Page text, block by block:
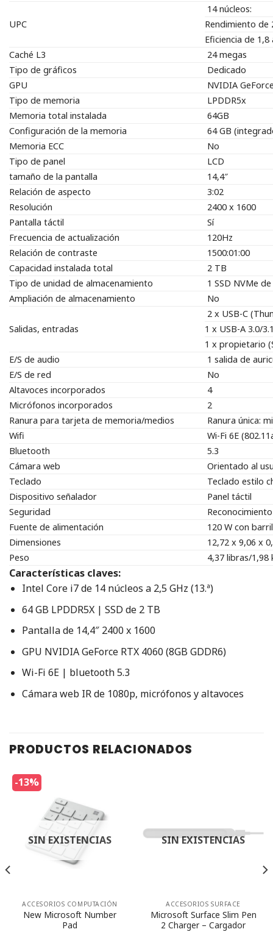
UPC
14 núcleos:
Rendimiento de
Eficiencia de 1,8
Caché L3
24 megas
Tipo de gráficos
Dedicado
GPU
NVIDIA
Tipo de memoria
LPDDR5x
Memoria total instalada
64GB
Configuración de la memoria
64 GB
Memoria ECC
No
Tipo de panel
LCD
tamaño de la pantalla
14,4″
Relación de aspecto
3:02
Resolución
2400 x 1600
Pantalla táctil
Sí
Frecuencia de actualización
120Hz
Relación de contraste
1500:01:00
Capacidad instalada total
2 TB
Tipo de unidad de almacenamiento
1 SSD NVMe
Ampliación de almacenamiento
No
Salidas, entradas
2 x USB-C
1 x USB-A 3.0/
1 x propietario
E/S de audio
1 salida de
E/S de red
No
Altavoces incorporados
4
Micrófonos incorporados
2
Ranura para tarjeta de memoria/medios
Ranura única:
Wifi
Wi-Fi 6E
Bluetooth
5.3
Cámara web
Orientado al
Teclado
Teclado estilo
Dispositivo señalador
Panel táctil
Seguridad
Fuente de alimentación
120 W con
Dimensiones
12,72 x 9,06 x
Peso
4,37 libras/1,98
Características claves:
Intel Core i7 de 14 núcleos a 2,5 GHz (13.ª)
64 GB LPDDR5X | SSD de 2 TB
Pantalla de 14,4″ 2400 x 1600
GPU NVIDIA GeForce RTX 4060 (8GB GDDR6)
Wi-Fi 6E | bluetooth 5.3
Cámara web IR de 1080p, micrófonos y altavoces
PRODUCTOS RELACIONADOS
-13%
SIN EXISTENCIAS
ACCESORIOS COMPUTACIÓN
New Microsoft Number
Pad
SIN EXISTENCIAS
ACCESORIOS SURFACE
Microsoft Surface Slim Pen
2 Charger – Cargador